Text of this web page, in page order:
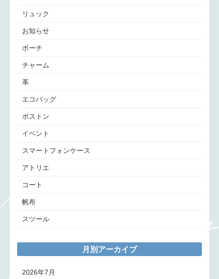
リュック
お知らせ
ポーチ
チャーム
革
エコバッグ
ボストン
イベント
スマートフォンケース
アトリエ
コート
帆布
スツール
月別アーカイブ
2026年7月